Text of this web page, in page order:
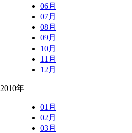
06月
07月
08月
09月
10月
11月
12月
2010年
01月
02月
03月